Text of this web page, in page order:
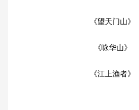
《望天门山》
《咏华山》
《江上渔者》